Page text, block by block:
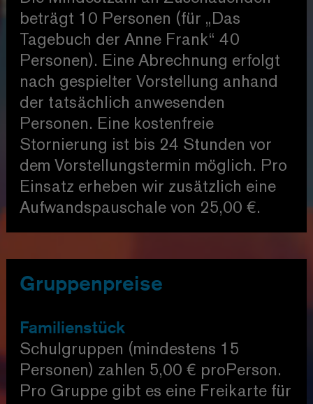
beträgt 10 Personen (für „Das
Tagebuch der Anne Frank“ 40
Personen). Eine Abrechnung erfolgt
nach gespielter Vorstellung anhand
der tatsächlich anwesenden
Personen. Eine kostenfreie
Stornierung ist bis 24 Stunden vor
dem Vorstellungstermin möglich. Pro
Einsatz erheben wir zusätzlich eine
Aufwandspauschale von 25,00 €.
Gruppenpreise
Familienstück
Schulgruppen (mindestens 15
Personen) zahlen 5,00 € proPerson.
Pro Gruppe gibt es eine Freikarte für